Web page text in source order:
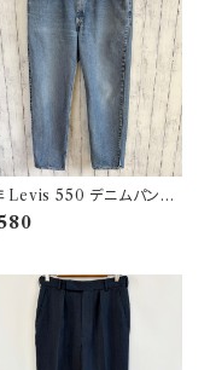
Levis 550 デニムパンツ
デニム リーバイス ヴィン
21